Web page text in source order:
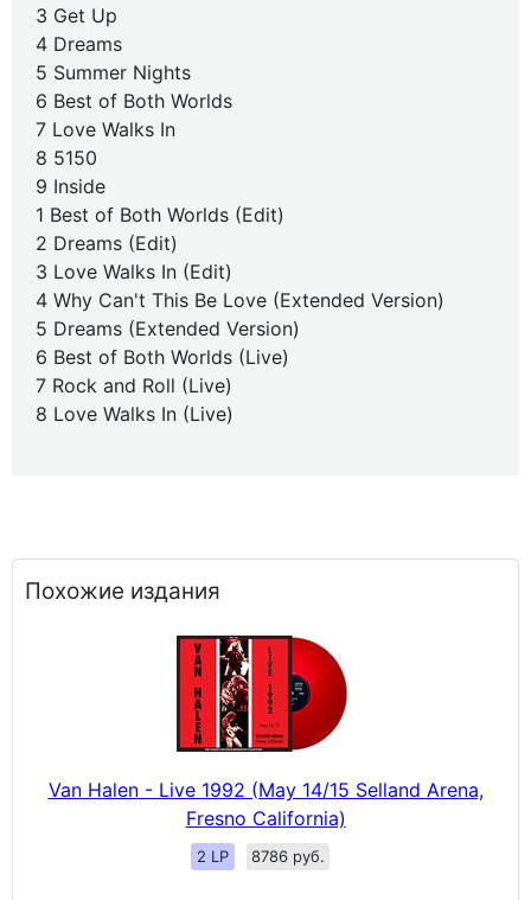
3 Get Up
4 Dreams
5 Summer Nights
6 Best of Both Worlds
7 Love Walks In
8 5150
9 Inside
1 Best of Both Worlds (Edit)
2 Dreams (Edit)
3 Love Walks In (Edit)
4 Why Can't This Be Love (Extended Version)
5 Dreams (Extended Version)
6 Best of Both Worlds (Live)
7 Rock and Roll (Live)
8 Love Walks In (Live)
Похожие издания
Van Halen - Live 1992 (May 14/15 Selland Arena,
Fresno California)
2 LP 8786 руб.